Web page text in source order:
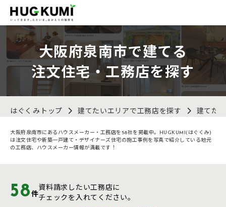
大阪府泉南市で建てる
注文住宅・工務店を探す
はぐくみトップ 建てたいエリアで工務店を探す 建てた
大阪府泉南市にあるハウスメーカー・工務店を58社を掲載中。HUGKUMI(はぐくみ)
は注文住宅や新築一戸建て・デザイナーズ住宅の施工事例を写真で紹介している地元
の工務店、ハウスメーカー情報が満載です！
58 件
資料請求したい工務店に
チェックを入れてください。